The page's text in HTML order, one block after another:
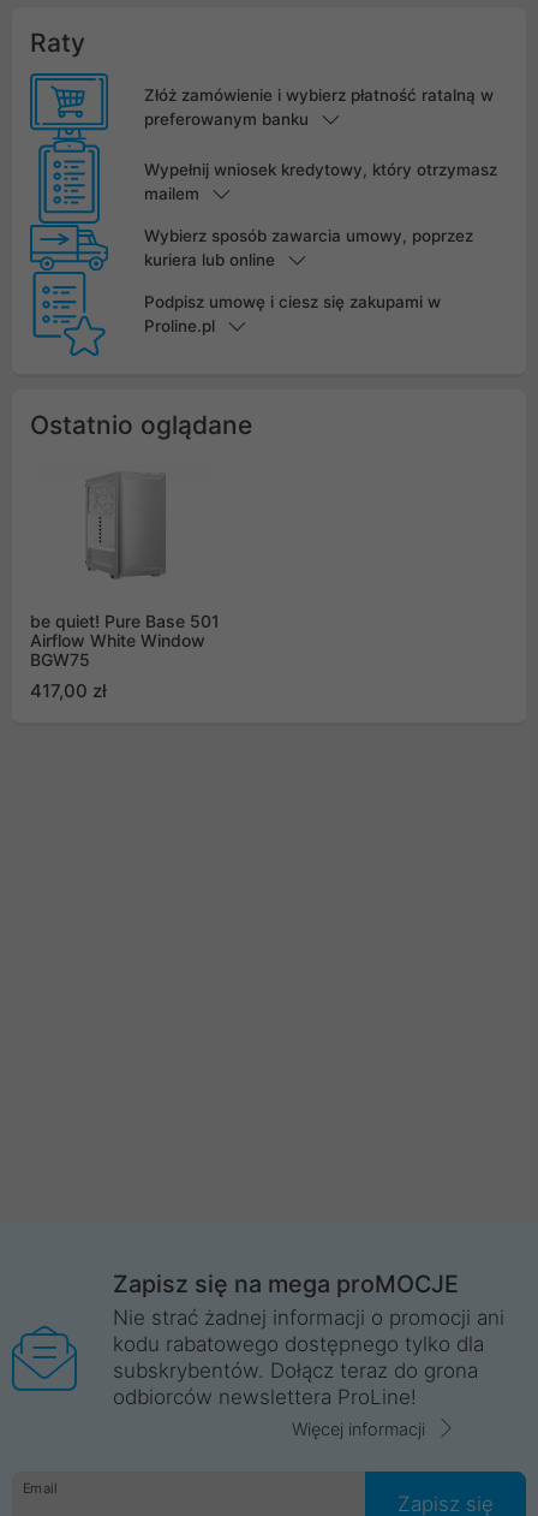
Raty
Złóż zamówienie i wybierz płatność ratalną w
preferowanym banku
Wypełnij wniosek kredytowy, który otrzymasz
mailem
Wybierz sposób zawarcia umowy, poprzez
kuriera lub online
Podpisz umowę i ciesz się zakupami w
Proline.pl
Ostatnio oglądane
be quiet! Pure Base 501
Airflow White Window
BGW75
417,00 zł
Zapisz się na mega proMOCJE
Nie strać żadnej informacji o promocji ani
kodu rabatowego dostępnego tylko dla
subskrybentów. Dołącz teraz do grona
odbiorców newslettera ProLine!
Więcej informacji
Email
Zapisz się